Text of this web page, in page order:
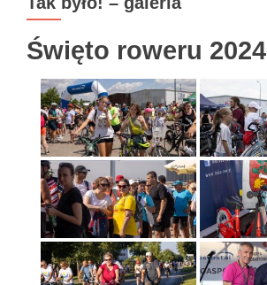
Święto roweru 2024